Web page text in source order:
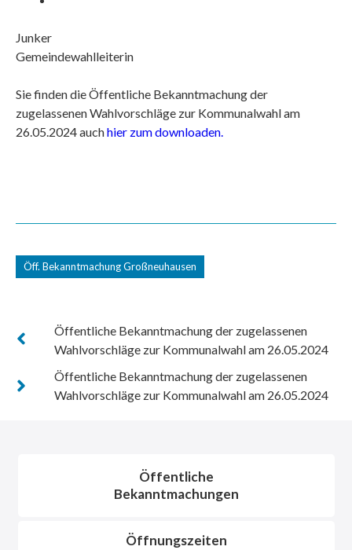
Junker
Gemeindewahlleiterin
Sie finden die Öffentliche Bekanntmachung der
zugelassenen Wahlvorschläge zur Kommunalwahl am
26.05.2024 auchhier zum downloaden.
Öff. Bekanntmachung Großneuhausen
Öffentliche Bekanntmachung der zugelassenen
Wahlvorschläge zur Kommunalwahl am 26.05.2024
Öffentliche Bekanntmachung der zugelassenen
Wahlvorschläge zur Kommunalwahl am 26.05.2024
Öffentliche
Bekanntmachungen
Öffnungszeiten